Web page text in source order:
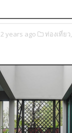
2 years ago ท่องเที่ยว,